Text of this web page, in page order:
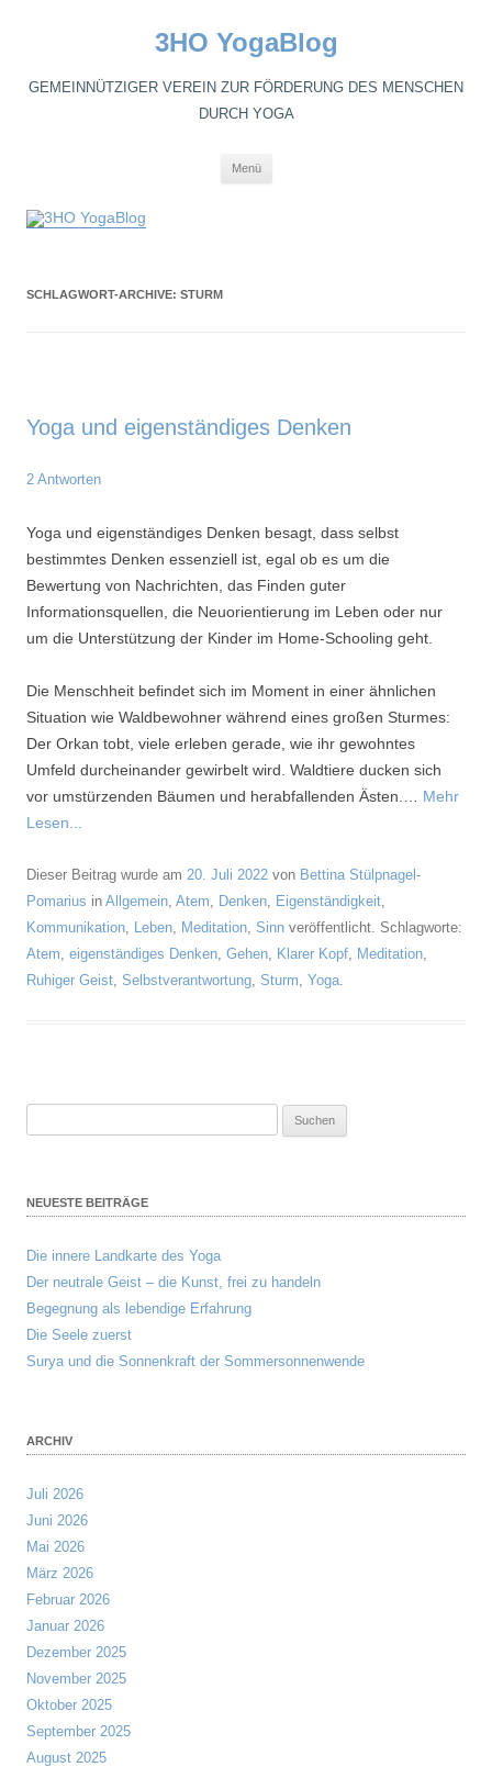
3HO YogaBlog
GEMEINNÜTZIGER VEREIN ZUR FÖRDERUNG DES MENSCHEN
DURCH YOGA
Menü
SCHLAGWORT-ARCHIVE: STURM
Yoga und eigenständiges Denken
2 Antworten
Yoga und eigenständiges Denken besagt, dass selbst
bestimmtes Denken essenziell ist, egal ob es um die
Bewertung von Nachrichten, das Finden guter
Informationsquellen, die Neuorientierung im Leben oder nur
um die Unterstützung der Kinder im Home-Schooling geht.
Die Menschheit befindet sich im Moment in einer ähnlichen
Situation wie Waldbewohner während eines großen Sturmes:
Der Orkan tobt, viele erleben gerade, wie ihr gewohntes
Umfeld durcheinander gewirbelt wird. Waldtiere ducken sich
vor umstürzenden Bäumen und herabfallenden Ästen.… Mehr
Lesen...
Dieser Beitrag wurde am 20. Juli 2022 von Bettina Stülpnagel-
Pomarius in Allgemein, Atem, Denken, Eigenständigkeit,
Kommunikation, Leben, Meditation, Sinn veröffentlicht. Schlagworte:
Atem, eigenständiges Denken, Gehen, Klarer Kopf, Meditation,
Ruhiger Geist, Selbstverantwortung, Sturm, Yoga.
NEUESTE BEITRÄGE
Die innere Landkarte des Yoga
Der neutrale Geist – die Kunst, frei zu handeln
Begegnung als lebendige Erfahrung
Die Seele zuerst
Surya und die Sonnenkraft der Sommersonnenwende
ARCHIV
Juli 2026
Juni 2026
Mai 2026
März 2026
Februar 2026
Januar 2026
Dezember 2025
November 2025
Oktober 2025
September 2025
August 2025